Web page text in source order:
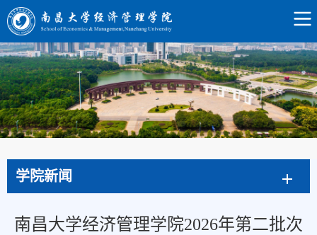
学院新闻
南昌大学经济管理学院2026年第二批次